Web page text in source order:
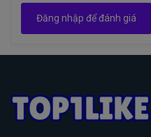
Đăng nhập để đánh giá